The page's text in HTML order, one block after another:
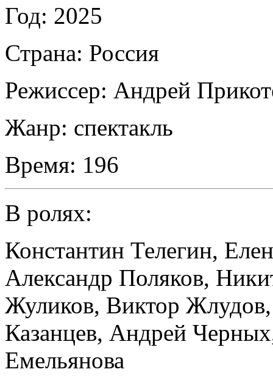
Год: 2025
Страна: Россия
Режиссер: Андрей
Жанр: спектакль
Время: 196
В ролях:
Константин Телегин,
Александр Поляков,
Жуликов, Виктор Жлудов
Казанцев, Андрей Черных
Емельянова